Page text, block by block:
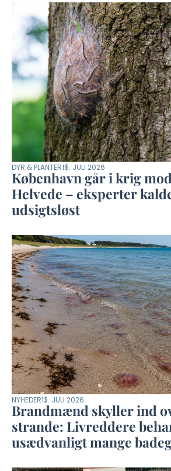
DYR & PLANTER15. JULI 2026
København går i krig
Helvede – eksperter
udsigtsløst
NYHEDER13. JULI 2026
Brandmænd skyller ind
strande: Livreddere
usædvanligt mange